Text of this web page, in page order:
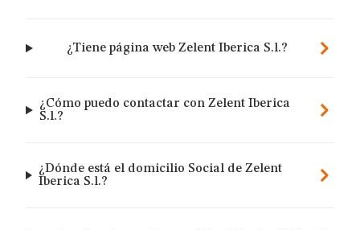
¿Tiene página web Zelent Iberica S.l.?
¿Cómo puedo contactar con Zelent Iberica
S.l.?
¿Dónde está el domicilio Social de Zelent
Iberica S.l.?